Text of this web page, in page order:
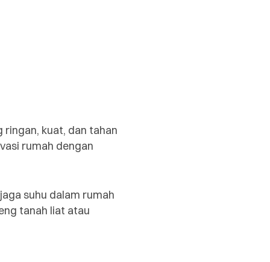
ringan, kuat, dan tahan
rumah dengan
suhu dalam rumah
tanah liat atau